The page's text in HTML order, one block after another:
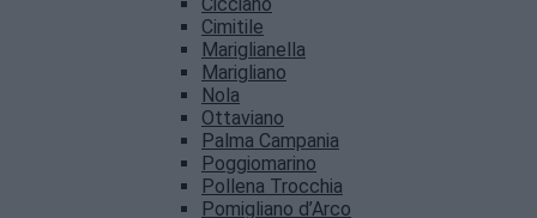
Cicciano
Cimitile
Mariglianella
Marigliano
Nola
Ottaviano
Palma Campania
Poggiomarino
Pollena Trocchia
Pomigliano d’Arco